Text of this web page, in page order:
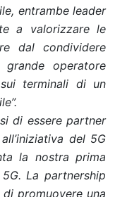
entrambe leader
a valorizzare le
dal condividere
operatore
terminali di un
di essere partner
del 5G
la nostra prima
La partnership
promuovere una